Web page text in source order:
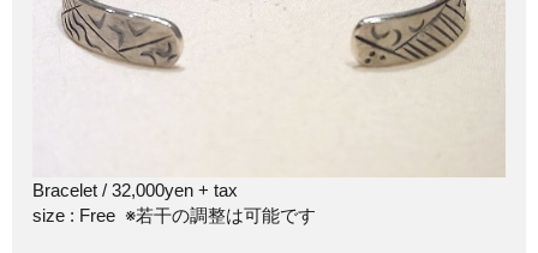
Bracelet / 32,000yen + tax
size : Free ※若干の調整は可能です